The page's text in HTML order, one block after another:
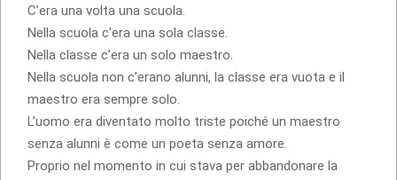
C’era una volta una scuola.
Nella scuola c’era una sola classe.
Nella classe c’era un solo maestro.
Nella scuola non c’erano alunni, la classe era vuota e il
maestro era sempre solo.
L’uomo era diventato molto triste poiché un maestro
senza alunni è come un poeta senza amore.
Proprio nel momento in cui stava per abbandonare la